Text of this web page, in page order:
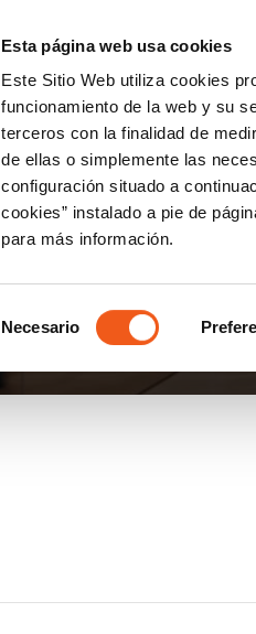
Esta página web usa cookies
Este Sitio Web utiliza cookies
funcionamiento de la web y su
terceros con la finalidad de
de ellas o simplemente las
configuración situado a
cookies” instalado a pie de
para más información.
de
Necesario
PROTECCION DE DATOS